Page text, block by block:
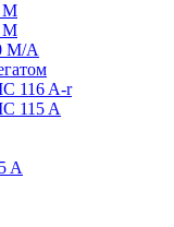
M
M
M/A
116 A-r
115 A
A